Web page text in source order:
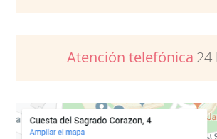
Atención telefónica 24